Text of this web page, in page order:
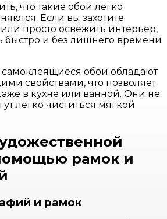
что такие обои легко
Если вы захотите
просто освежить интерьер,
быстро и без лишнего времени
обои обладают
свойствами, что позволяет
в кухне или ванной. Они не
легко чиститься мягкой
рамок и
и рамок